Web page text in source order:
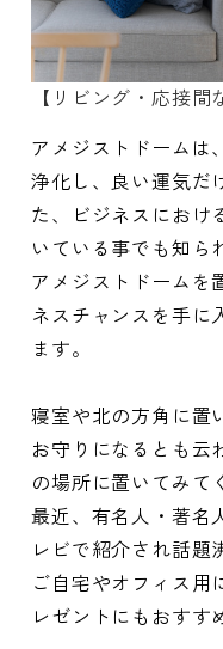
【リビング・応接間
アメジストドームは
浄化し、良い運気だ
た、ビジネスにおけ
いている事でも知ら
アメジストドームを
ネスチャンスを手に
ます。
寝室や北の方角に置
お守りになるとも云
の場所に置いてみて
最近、有名人・著名
レビで紹介され話題
ご自宅やオフィス用
レゼントにもおすす